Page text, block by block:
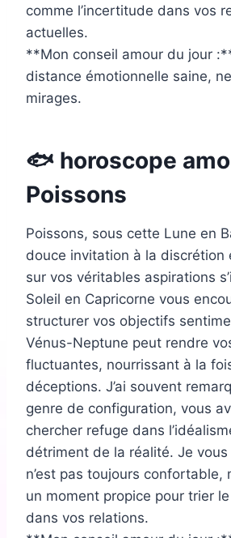
comme l’incertitude dans vos
actuelles.
**Mon conseil amour du jour
distance émotionnelle saine,
mirages.
🐟 horoscope
Poissons
Poissons, sous cette Lune en
douce invitation à la discrétion
sur vos véritables aspirations
Soleil en Capricorne vous
structurer vos objectifs
Vénus-Neptune peut rendre
fluctuantes, nourrissant à la
déceptions. J’ai souvent
genre de configuration, vous
chercher refuge dans
détriment de la réalité. Je vous
n’est pas toujours confortable,
un moment propice pour trier
dans vos relations.